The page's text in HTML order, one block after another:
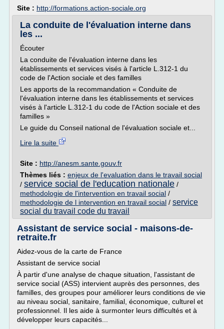
Site : http://formations.action-sociale.org
La conduite de l'évaluation interne dans
les ...
Écouter
La conduite de l'évaluation interne dans les
établissements et services visés à l'article L.312-1 du
code de l'Action sociale et des familles
Les apports de la recommandation « Conduite de
l'évaluation interne dans les établissements et services
visés à l'article L.312-1 du code de l'Action sociale et des
familles »
Le guide du Conseil national de l'évaluation sociale et...
Lire la suite
Site : http://anesm.sante.gouv.fr
Thèmes liés : enjeux de l'evaluation dans le travail social
/ service social de l'education nationale /
methodologie de l'intervention en travail social /
methodologie de l intervention en travail social / service
social du travail code du travail
Assistant de service social - maisons-de-
retraite.fr
Aidez-vous de la carte de France
Assistant de service social
À partir d'une analyse de chaque situation, l'assistant de
service social (ASS) intervient auprès des personnes, des
familles, des groupes pour améliorer leurs conditions de vie
au niveau social, sanitaire, familial, économique, culturel et
professionnel. Il les aide à surmonter leurs difficultés et à
développer leurs capacités...